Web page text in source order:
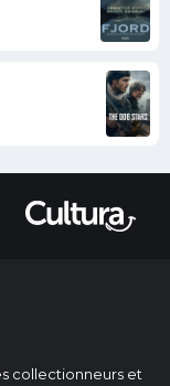
collectionneurs et